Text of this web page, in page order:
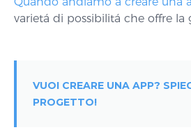
varietá di possibilitá che offre la
VUOI CREARE UNA APP?
PROGETTO!